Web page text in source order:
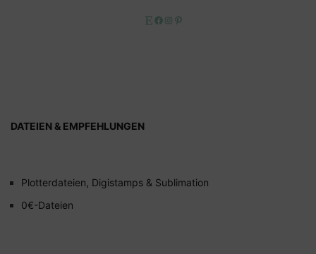
EtsyFacebook
Instagram
DATEIEN & EMPFEHLUNGEN
Plotterdateien, Digistamps & Sublimation
0€-Dateien